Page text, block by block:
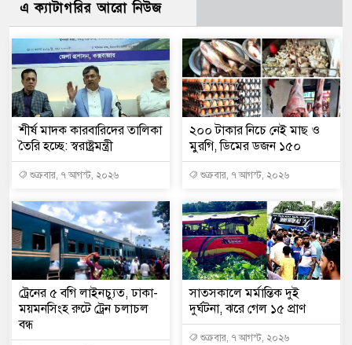
এ ক্যাটাগরির আরো নিউজ
শীর্ষ মাদক কারবারিদের তালিকা
তৈরি হচ্ছে: স্বরাষ্ট্রমন্ত্রী
শুক্রবার, ৭ আগস্ট, ২০২৬
২০০ টাকার নিচে নেই মাছ ও
মুরগি, ডিমের ডজন ১৫০
শুক্রবার, ৭ আগস্ট, ২০২৬
ট্রেনের ৫ বগি লাইনচ্যুত, ঢাকা-
ময়মনসিংহ রুটে ট্রেন চলাচল
বন্ধ
সাতসকালে মর্মান্তিক দুই
দুর্ঘটনা, ঝরে গেল ১৫ প্রাণ
শুক্রবার, ৭ আগস্ট, ২০২৬